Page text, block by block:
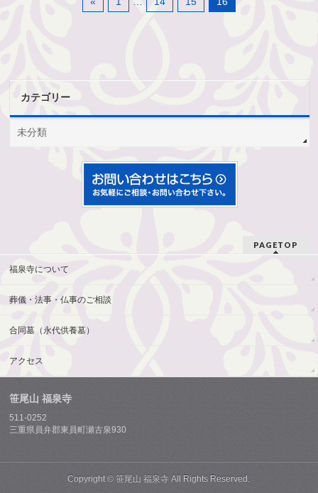
カテゴリー
未分類
PAGETOP
福泉寺について
葬儀・法事・仏事のご相談
合同墓（永代供養墓）
アクセス
笹尾山 福泉寺
511-0252
三重県員弁郡東員町瀬古泉930
Copyright ©笹尾山 福泉寺 All Rights Reserved.